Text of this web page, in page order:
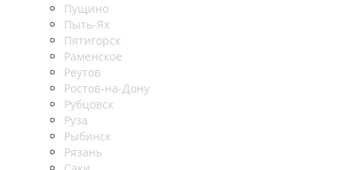
Пущино
Пыть-Ях
Пятигорск
Раменское
Реутов
Ростов-на-Дону
Рубцовск
Руза
Рыбинск
Рязань